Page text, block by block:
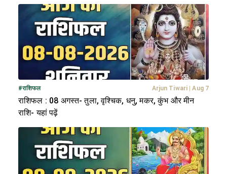
#राशिफल Arjun Tiwari | Aug 7
राशिफल : 08 अगस्त- तुला, वृश्चिक, धनु, मकर, कुंभ और मीन
राशि- यहां पढ़ें